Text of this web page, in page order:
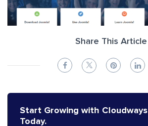
Share This Article
Start Growing with Cloudways
Today.